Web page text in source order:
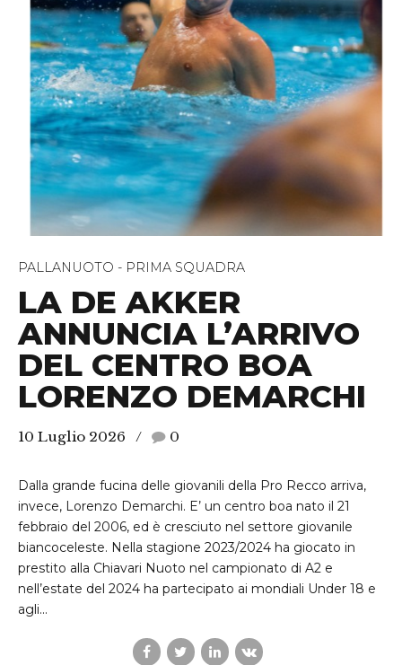
PALLANUOTO - PRIMA SQUADRA
LA DE AKKER
ANNUNCIA L’ARRIVO
DEL CENTRO BOA
LORENZO DEMARCHI
10 Luglio 2026 0
Dalla grande fucina delle giovanili della Pro Recco arriva,
invece, Lorenzo Demarchi. E’ un centro boa nato il 21
febbraio del 2006, ed è cresciuto nel settore giovanile
biancoceleste. Nella stagione 2023/2024 ha giocato in
prestito alla Chiavari Nuoto nel campionato di A2 e
nell’estate del 2024 ha partecipato ai mondiali Under 18 e
agli...